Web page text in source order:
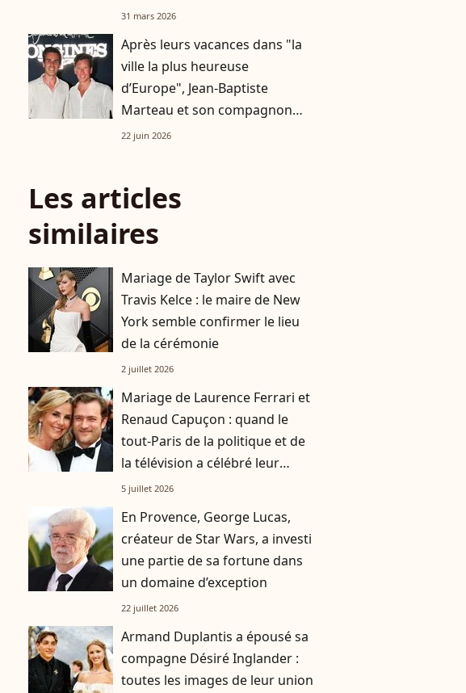
31 mars 2026
Après leurs vacances dans "la
ville la plus heureuse
d’Europe", Jean-Baptiste
Marteau et son compagnon
Jean s’affichent à un événement
22 juin 2026
Les articles
similaires
Mariage de Taylor Swift avec
Travis Kelce : le maire de New
York semble confirmer le lieu
de la cérémonie
2 juillet 2026
Mariage de Laurence Ferrari et
Renaud Capuçon : quand le
tout-Paris de la politique et de
la télévision a célébré leur
union
5 juillet 2026
En Provence, George Lucas,
créateur de Star Wars, a investi
une partie de sa fortune dans
un domaine d’exception
22 juillet 2026
Armand Duplantis a épousé sa
compagne Désiré Inglander :
toutes les images de leur union